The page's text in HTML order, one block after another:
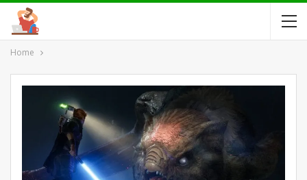
Home